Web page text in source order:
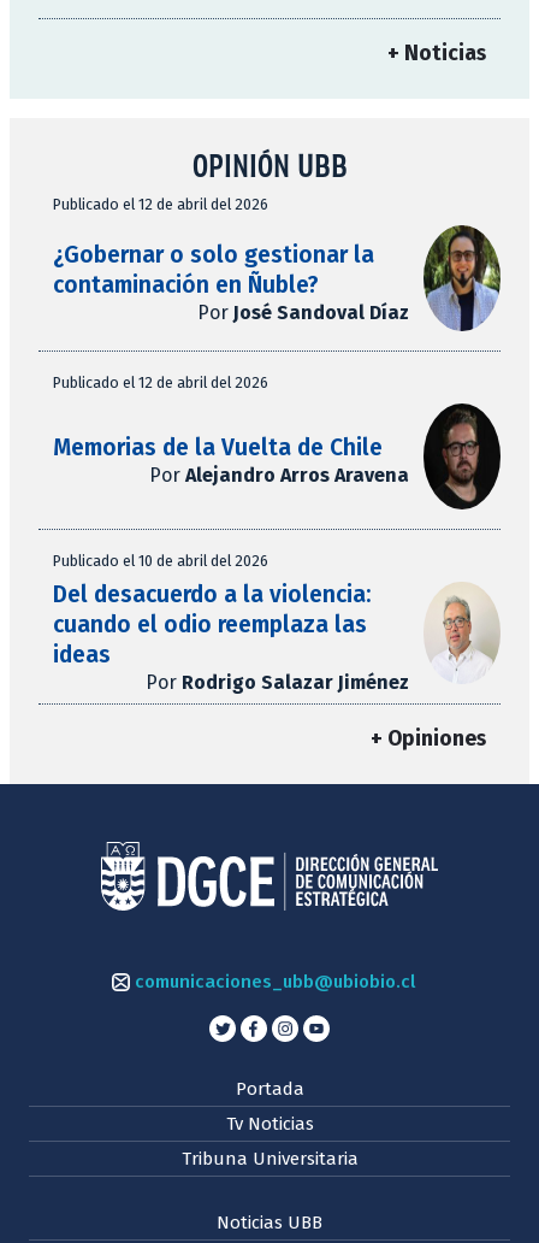
+ Noticias
OPINIÓN UBB
Publicado el 12 de abril del 2026
¿Gobernar o solo gestionar la
contaminación en Ñuble?
Por José Sandoval Díaz
Publicado el 12 de abril del 2026
Memorias de la Vuelta de Chile
Por Alejandro Arros Aravena
Publicado el 10 de abril del 2026
Del desacuerdo a la violencia:
cuando el odio reemplaza las
ideas
Por Rodrigo Salazar Jiménez
+ Opiniones
comunicaciones_ubb@ubiobio.cl
Portada
Tv Noticias
Tribuna Universitaria
Noticias UBB